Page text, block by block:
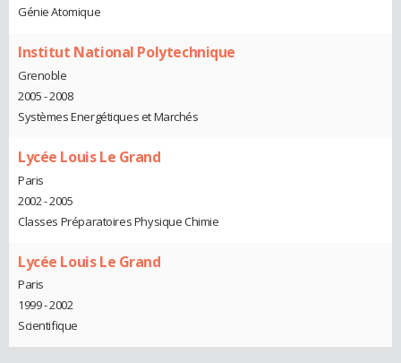
Génie Atomique
Institut National Polytechnique
Grenoble
2005 - 2008
Systèmes Energétiques et Marchés
Lycée Louis Le Grand
Paris
2002 - 2005
Classes Préparatoires Physique Chimie
Lycée Louis Le Grand
Paris
1999 - 2002
Scientifique